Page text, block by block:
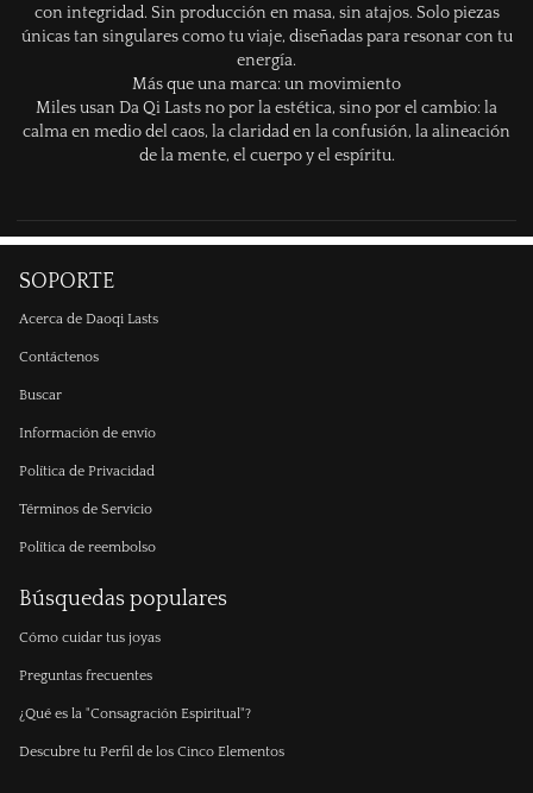
con integridad. Sin producción en masa, sin atajos. Solo piezas
únicas tan singulares como tu viaje, diseñadas para resonar con tu
energía.
Más que una marca: un movimiento
Miles usan Da Qi Lasts no por la estética, sino por el cambio: la
calma en medio del caos, la claridad en la confusión, la alineación
de la mente, el cuerpo y el espíritu.
SOPORTE
Acerca de Daoqi Lasts
Contáctenos
Buscar
Información de envío
Política de Privacidad
Términos de Servicio
Política de reembolso
Búsquedas populares
Cómo cuidar tus joyas
Preguntas frecuentes
¿Qué es la "Consagración Espiritual"?
Descubre tu Perfil de los Cinco Elementos